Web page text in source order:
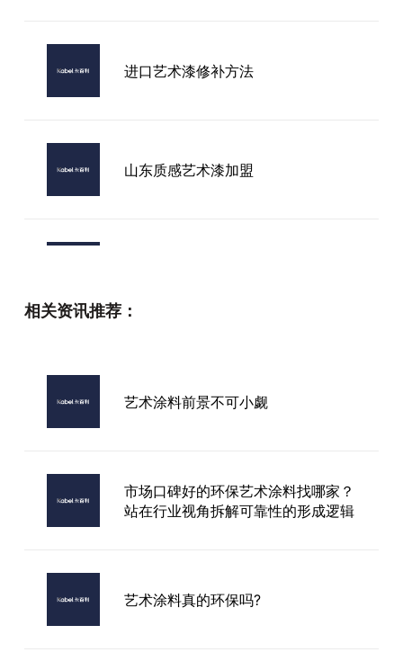
进口艺术漆修补方法
山东质感艺术漆加盟
相关资讯推荐：
艺术涂料前景不可小觑
市场口碑好的环保艺术涂料找哪家？
站在行业视角拆解可靠性的形成逻辑
艺术涂料真的环保吗?